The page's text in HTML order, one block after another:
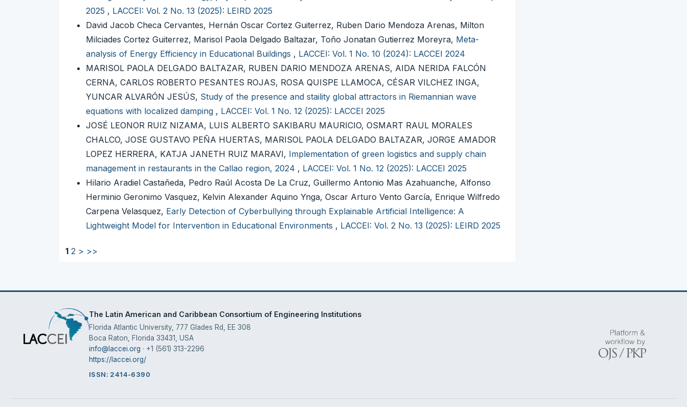
2025 , LACCEI: Vol. 2 No. 13 (2025): LEIRD 2025
David Jacob Checa Cervantes, Hernán Oscar Cortez Guiterrez, Ruben Dario Mendoza Arenas, Milton
Milciades Cortez Guiterrez, Marisol Paola Delgado Baltazar, Toño Jonatan Gutierrez Moreyra, Meta-
analysis of Energy Efficiency in Educational Buildings , LACCEI: Vol. 1 No. 10 (2024): LACCEI 2024
MARISOL PAOLA DELGADO BALTAZAR, RUBEN DARIO MENDOZA ARENAS, AIDA NERIDA FALCÓN
CERNA, CARLOS ROBERTO PESANTES ROJAS, ROSA QUISPE LLAMOCA, CÉSAR VILCHEZ INGA,
YUNCAR ALVARÓN JESÚS, Study of the presence and staility global attractors in Riemannian wave
equations with localized damping , LACCEI: Vol. 1 No. 12 (2025): LACCEI 2025
JOSÉ LEONOR RUIZ NIZAMA, LUIS ALBERTO SAKIBARU MAURICIO, OSMART RAUL MORALES
CHALCO, JOSE GUSTAVO PEÑA HUERTAS, MARISOL PAOLA DELGADO BALTAZAR, JORGE AMADOR
LOPEZ HERRERA, KATJA JANETH RUIZ MARAVI, Implementation of green logistics and supply chain
management in restaurants in the Callao region, 2024 , LACCEI: Vol. 1 No. 12 (2025): LACCEI 2025
Hilario Aradiel Castañeda, Pedro Raúl Acosta De La Cruz, Guillermo Antonio Mas Azahuanche, Alfonso
Herminio Geronimo Vasquez, Kelvin Alexander Aquino Ynga, Oscar Arturo Vento García, Enrique Wilfredo
Carpena Velasquez, Early Detection of Cyberbullying through Explainable Artificial Intelligence: A
Lightweight Model for Intervention in Educational Environments , LACCEI: Vol. 2 No. 13 (2025): LEIRD 2025
1 2 > >>
The Latin American and Caribbean Consortium of Engineering Institutions
Florida Atlantic University, 777 Glades Rd, EE 308
Boca Raton, Florida 33431, USA
info@laccei.org · +1 (561) 313-2296
https://laccei.org/
ISSN: 2414-6390